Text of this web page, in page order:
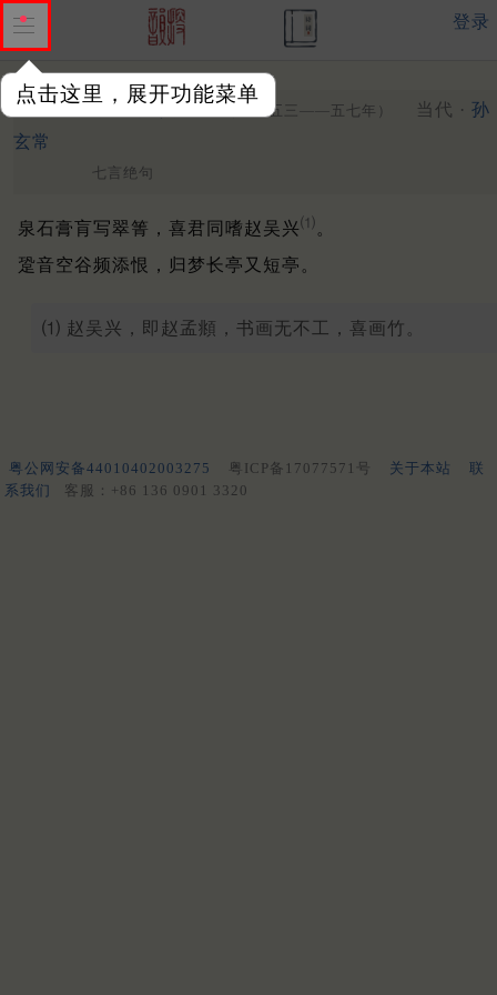
点击这里，展开功能菜单
登录
题画竹绝句 其七 （一九五三——五七年） 当代 · 孙
玄常
七言绝句
泉石膏肓写翠箐，喜君同嗜赵吴兴⑴。
跫音空谷频添恨，归梦长亭又短亭。
⑴ 赵吴兴，即赵孟頫，书画无不工，喜画竹。
粤公网安备44010402003275 粤ICP备17077571号 关于本站
联
系我们
客服：+86 136 0901 3320